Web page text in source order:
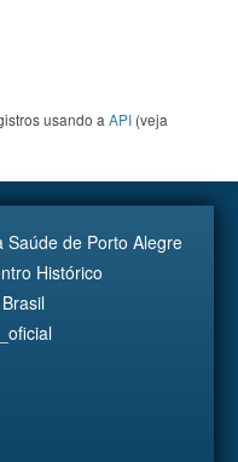
usando a API (veja
Saúde de Porto Alegre
Histórico